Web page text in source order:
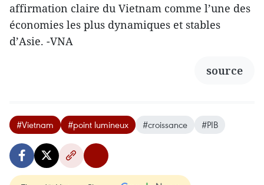
affirmation claire du Vietnam comme l’une des
économies les plus dynamiques et stables
d’Asie. -VNA
source
#Vietnam #point lumineux #croissance #PIB